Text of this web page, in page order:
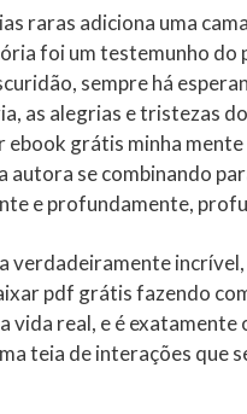
raras adiciona uma
foi um testemunho
sempre há
as alegrias e tristezas
ebook grátis minha
autora se combinando
e profundamente,
verdadeiramente
pdf grátis fazendo
vida real, e é
teia de interações que